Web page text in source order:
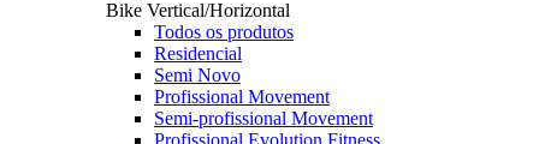
Bike Vertical/Horizontal
Todos os produtos
Residencial
Semi Novo
Profissional Movement
Semi-profissional Movement
Profissional Evolution Fitness